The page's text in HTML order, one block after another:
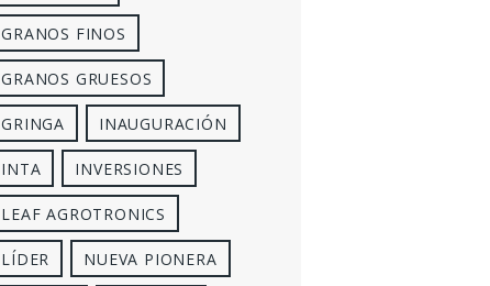
GRANOS FINOS
GRANOS GRUESOS
GRINGA INAUGURACIÓN
INTA INVERSIONES
LEAF AGROTRONICS
LÍDER NUEVA PIONERA